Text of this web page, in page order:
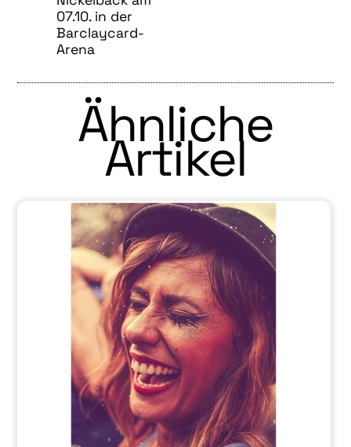
07.10. in der
Barclaycard-
Arena
Ähnliche
Artikel